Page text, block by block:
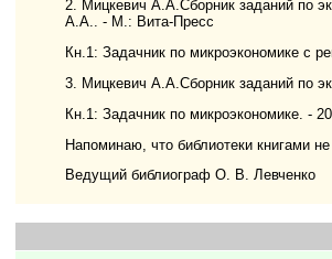
2. Мицкевич А.А.Сборник заданий по
А.А.. - М.: Вита-Пресс
Кн.1: Задачник по микроэкономике с
3. Мицкевич А.А.Сборник заданий по
Кн.1: Задачник по микроэкономике. -
Напоминаю, что библиотеки книгами
Ведущий библиограф О. В. Левченко